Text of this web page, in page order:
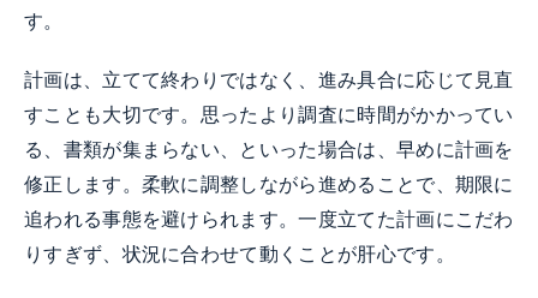
す。
計画は、立てて終わりではなく、進み具合に応じて見直
すことも大切です。思ったより調査に時間がかかってい
る、書類が集まらない、といった場合は、早めに計画を
修正します。柔軟に調整しながら進めることで、期限に
追われる事態を避けられます。一度立てた計画にこだわ
りすぎず、状況に合わせて動くことが肝心です。